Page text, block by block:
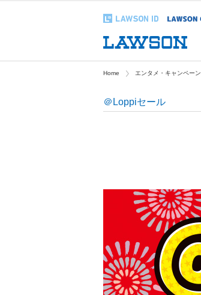
Home エンタメ・キャンペーン
＠Loppiセール